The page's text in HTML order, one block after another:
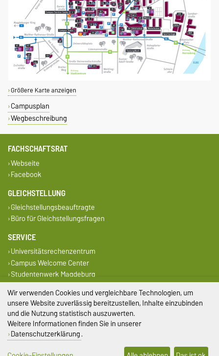
Größere Karte anzeigen
Campusplan
Wegbeschreibung
FACHSCHAFTSRAT
Webseite
Facebook
GLEICHSTELLUNG
Gleichstellungsbeauftragte
Büro für Gleichstellungsfragen
SERVICE
Universitätsrechenzentrum
Campus Welcome Center
Studentenwerk Magdeburg
DIESE SEITE
Vorlesen
Drucken
Permalink
Wir verwenden Cookies und vergleichbare Technologien, um
unsere Website zuverlässig bereitzustellen, Inhalte einzubinden
und die Nutzung statistisch auszuwerten.
Weitere Informationen finden Sie in unserer
Datenschutzerklärung.